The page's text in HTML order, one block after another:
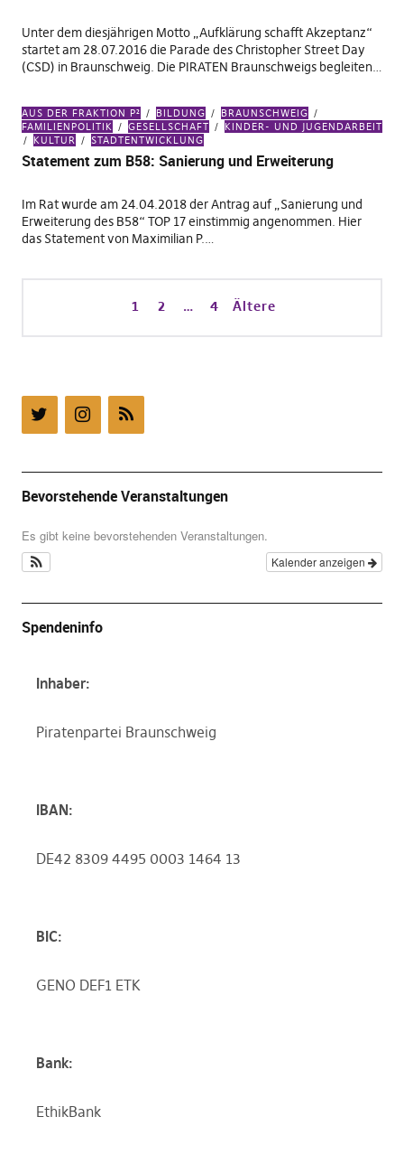
Unter dem diesjährigen Motto „Aufklärung schafft Akzeptanz“
startet am 28.07.2016 die Parade des Christopher Street Day
(CSD) in Braunschweig. Die PIRATEN Braunschweigs begleiten…
AUS DER FRAKTION P² BILDUNG
BRAUNSCHWEIG
FAMILIENPOLITIK
GESELLSCHAFT
KINDER- UND JUGENDARBEIT
KULTUR
STADTENTWICKLUNG
Statement zum B58: Sanierung und Erweiterung
Im Rat wurde am 24.04.2018 der Antrag auf „Sanierung und
Erweiterung des B58“ TOP 17 einstimmig angenommen. Hier
das Statement von Maximilian P.…
1 2 … 4 Ältere
Bevorstehende Veranstaltungen
Es gibt keine bevorstehenden Veranstaltungen.
Kalender anzeigen
Spendeninfo
Inhaber:
Piratenpartei Braunschweig
IBAN:
DE42 8309 4495 0003 1464 13
BIC:
GENO DEF1 ETK
Bank:
EthikBank